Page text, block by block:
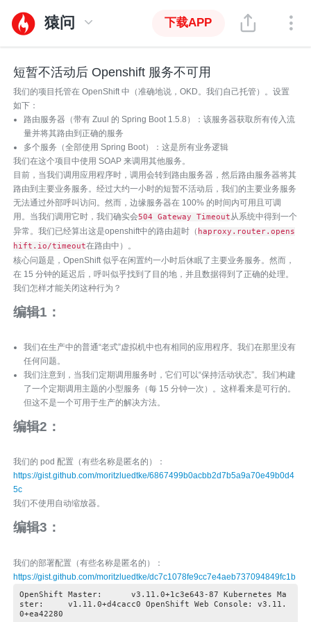
猿问 下载APP
短暂不活动后 Openshift 服务不可用
我们的项目托管在 OpenShift 中（准确地说，OKD。我们自己托管）。设置
如下：
路由服务器（带有 Zuul 的 Spring Boot 1.5.8）：该服务器获取所有传入流
量并将其路由到正确的服务
多个服务（全部使用 Spring Boot）：这是所有业务逻辑
我们在这个项目中使用 SOAP 来调用其他服务。
目前，当我们调用应用程序时，调用会转到路由服务器，然后路由服务器将其
路由到主要业务服务。经过大约一小时的短暂不活动后，我们的主要业务服务
无法通过外部呼叫访问。然而，边缘服务器在 100% 的时间内可用且可调
用。当我们调用它时，我们确实会504 Gateway Timeout从系统中得到一个
异常。我们已经算出这是openshift中的路由超时（ haproxy.router.opens
hift.io/timeout在路由中）。
核心问题是，OpenShift 似乎在闲置约一小时后休眠了主要业务服务。然而，
在 15 分钟的延迟后，呼叫似乎找到了目的地，并且数据得到了正确的处理。
我们怎样才能关闭这种行为？
编辑1：
我们在生产中的普通“老式”虚拟机中也有相同的应用程序。我们在那里没有
任何问题。
我们注意到，当我们定期调用服务时，它们可以“保持活动状态”。我们构建
了一个定期调用主题的小型服务（每 15 分钟一次）。这样看来是可行的。
但这不是一个可用于生产的解决方法。
编辑2：
我们的 pod 配置（有些名称是匿名的）：
https://gist.github.com/moritzluedtke/6867499b0acbb2d7b5a9a70e49b0d4
5c
我们不使用自动缩放器。
编辑3：
我们的部署配置（有些名称是匿名的）：
https://gist.github.com/moritzluedtke/dc7c1078fe9cc7e4aeb737094849fc1b
OpenShift Master: v3.11.0+1c3e643-87 Kubernetes Ma
ster: v1.11.0+d4cacc0 OpenShift Web Console: v3.11.
0+ea42280